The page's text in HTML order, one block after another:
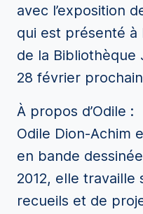
avec l’exposition
qui est présenté à
de la Bibliothèque
28 février
À propos d’Odile :
Odile Dion-Achim
en bande
2012, elle travaille
recueils et de